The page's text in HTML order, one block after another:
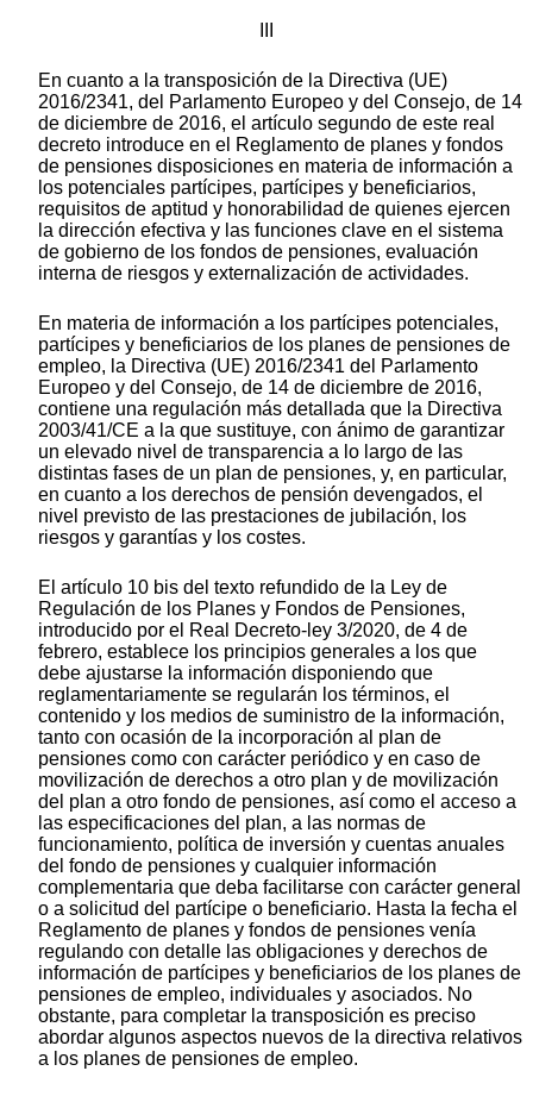
En cuanto a la transposición de la Directiva (UE)
2016/2341, del Parlamento Europeo y del Consejo, de 14
de diciembre de 2016, el artículo segundo de este real
decreto introduce en el Reglamento de planes y fondos
de pensiones disposiciones en materia de información a
los potenciales partícipes, partícipes y beneficiarios,
requisitos de aptitud y honorabilidad de quienes ejercen
la dirección efectiva y las funciones clave en el sistema
de gobierno de los fondos de pensiones, evaluación
interna de riesgos y externalización de actividades.
En materia de información a los partícipes potenciales,
partícipes y beneficiarios de los planes de pensiones de
empleo, la Directiva (UE) 2016/2341 del Parlamento
Europeo y del Consejo, de 14 de diciembre de 2016,
contiene una regulación más detallada que la Directiva
2003/41/CE a la que sustituye, con ánimo de garantizar
un elevado nivel de transparencia a lo largo de las
distintas fases de un plan de pensiones, y, en particular,
en cuanto a los derechos de pensión devengados, el
nivel previsto de las prestaciones de jubilación, los
riesgos y garantías y los costes.
El artículo 10 bis del texto refundido de la Ley de
Regulación de los Planes y Fondos de Pensiones,
introducido por el Real Decreto-ley 3/2020, de 4 de
febrero, establece los principios generales a los que
debe ajustarse la información disponiendo que
reglamentariamente se regularán los términos, el
contenido y los medios de suministro de la información,
tanto con ocasión de la incorporación al plan de
pensiones como con carácter periódico y en caso de
movilización de derechos a otro plan y de movilización
del plan a otro fondo de pensiones, así como el acceso a
las especificaciones del plan, a las normas de
funcionamiento, política de inversión y cuentas anuales
del fondo de pensiones y cualquier información
complementaria que deba facilitarse con carácter general
o a solicitud del partícipe o beneficiario. Hasta la fecha el
Reglamento de planes y fondos de pensiones venía
regulando con detalle las obligaciones y derechos de
información de partícipes y beneficiarios de los planes de
pensiones de empleo, individuales y asociados. No
obstante, para completar la transposición es preciso
abordar algunos aspectos nuevos de la directiva relativos
a los planes de pensiones de empleo.